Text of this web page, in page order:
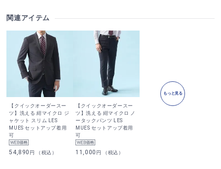
関連アイテム
【クイックオーダースー
ツ】洗える 紺マイクロ ジ
ャケット スリム LES
MUES セットアップ着用
可
54,890 円 （税込）
【クイックオーダースー
ツ】洗える 紺マイクロ ノ
ータックパンツ LES
MUES セットアップ着用
可
11,000 円 （税込）
もっと見る